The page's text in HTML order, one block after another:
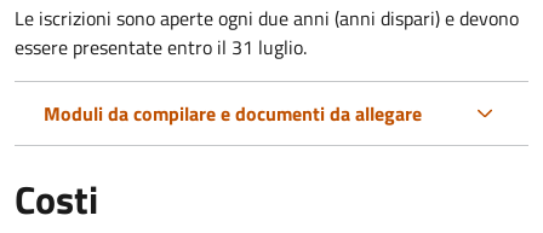
Le iscrizioni sono aperte ogni due anni (anni dispari) e devono
essere presentate entro il 31 luglio.
Moduli da compilare e documenti da allegare
Costi